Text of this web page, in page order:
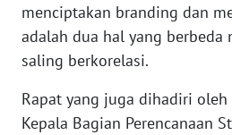
menciptakan branding dan
adalah dua hal yang berbeda
saling berkorelasi.
Rapat yang juga dihadiri oleh
Kepala Bagian Perencanaan
Wahana
News
Regional
WN
SUMUT